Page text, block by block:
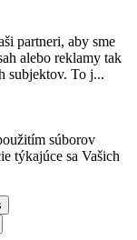
partneri, aby sme
alebo reklamy tak
subjektov. To j...
súborov
týkajúce sa Vašich